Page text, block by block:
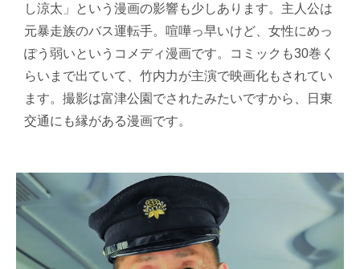
し涼太」という漫画の影響も少しあります。主人公は
元暴走族のバス運転手。喧嘩っ早いけど、女性にめっ
ぽう弱いというコメディ漫画です。コミックも30巻く
らいまで出ていて、竹内力が主演で映画化もされてい
ます。撮影は富津公園でされたみたいですから、日東
交通にも縁がある漫画です。